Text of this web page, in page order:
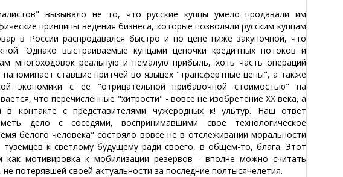
вызывало не то, что русские купцы умело продавали им
принципы ведения бизнеса, которые позволяли русским купцам
в России распродавался быстро и по цене ниже закупочной, что
Однако выстраиваемые купцами цепочки кредитных потоков и
многоходовок реальную и немалую прибыль, хоть часть операций
ставшие притчей во языцех "трансфертные цены", а также
экономики с ее "отрицательной прибавочной стоимостью" на
что перечисленные "хитрости" - вовсе не изобретение ХХ века, а
в контакте с представителями чужеродных к! ультур. Наш ответ
дело с соседями, воспринимавшими свое технологическое
белого человека" состояло вовсе не в отслеживании моральности
к светлому будущему ради своего, в общем-то, блага. Этот
как мотивировка к мобилизации резервов - вполне можно считать
потерявшей своей актуальности за последние полтысячелетия.